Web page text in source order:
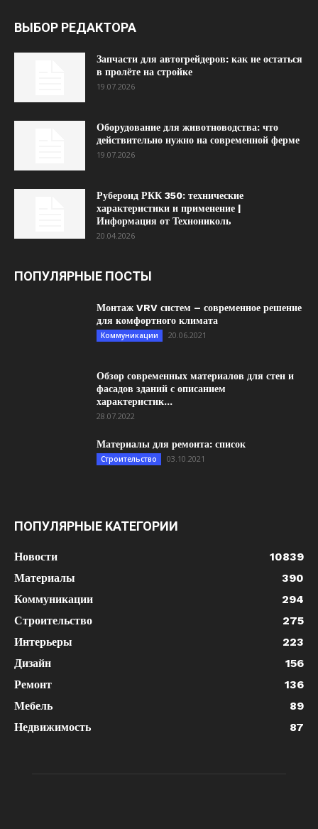
ВЫБОР РЕДАКТОРА
Запчасти для автогрейдеров: как не остаться
в пролёте на стройке
19.07.2026
Оборудование для животноводства: что
действительно нужно на современной ферме
19.07.2026
Рубероид РКК 350: технические
характеристики и применение |
Информация от Технониколь
20.04.2026
ПОПУЛЯРНЫЕ ПОСТЫ
Монтаж VRV систем – современное решение
для комфортного климата
Коммуникации 20.06.2021
Обзор современных материалов для стен и
фасадов зданий с описанием
характеристик...
28.07.2022
Материалы для ремонта: список
Строительство 03.10.2021
ПОПУЛЯРНЫЕ КАТЕГОРИИ
Новости
10839
Материалы
390
Коммуникации
294
Строительство
275
Интерьеры
223
Дизайн
156
Ремонт
136
Мебель
89
Недвижимость
87